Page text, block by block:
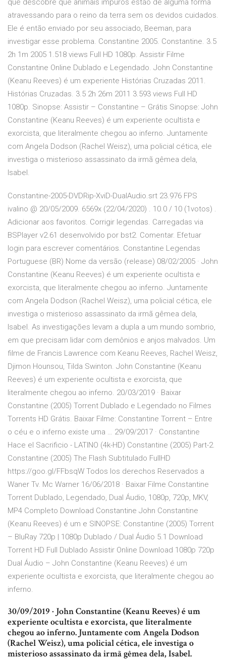
que descobre que animais impuros estão de alguma forma
atravessando para o reino da terra sem os devidos cuidados.
Ele é então enviado por seu associado, Beeman, para
investigar esse problema. Constantine 2005. Constantine. 3.5
2h 1m 2005 1.518 views Full HD 1080p. Assistir Filme
Constantine Online Dublado e Legendado. John Constantine
(Keanu Reeves) é um experiente Histórias Cruzadas 2011.
Histórias Cruzadas. 3.5 2h 26m 2011 3.593 views Full HD
1080p. Sinopse: Assistir – Constantine – Grátis Sinopse: John
Constantine (Keanu Reeves) é um experiente ocultista e
exorcista, que literalmente chegou ao inferno. Juntamente
com Angela Dodson (Rachel Weisz), uma policial cética, ele
investiga o misterioso assassinato da irmã gêmea dela,
Isabel.
Constantine-2005-DVDRip-XviD-DualAudio.srt 23.976 FPS
ivalino @ 20/05/2009. 6569x (22/04/2020) . 10.0 / 10 (1votos) .
Adicionar aos favoritos. Corrigir legendas. Carregadas via
BSPlayer v2.61 desenvolvido por bst2. Comentar. Efetuar
login para escrever comentários. Constantine Legendas
Portuguese (BR) Nome da versão (release) 08/02/2005 · John
Constantine (Keanu Reeves) é um experiente ocultista e
exorcista, que literalmente chegou ao inferno. Juntamente
com Angela Dodson (Rachel Weisz), uma policial cética, ele
investiga o misterioso assassinato da irmã gêmea dela,
Isabel. As investigações levam a dupla a um mundo sombrio,
em que precisam lidar com demônios e anjos malvados. Um
filme de Francis Lawrence com Keanu Reeves, Rachel Weisz,
Djimon Hounsou, Tilda Swinton. John Constantine (Keanu
Reeves) é um experiente ocultista e exorcista, que
literalmente chegou ao inferno. 20/03/2019 · Baixar
Constantine (2005) Torrent Dublado e Legendado no Filmes
Torrents HD Grátis. Baixar Filme: Constantine Torrent – Entre
o céu e o inferno existe uma … 29/09/2017 · Constantine
Hace el Sacrificio - LATINO (4k-HD) Constantine (2005) Part-2.
Constantine (2005) The Flash Subtitulado FullHD
https://goo.gl/FFbsqW Todos los derechos Reservados a
Waner Tv. Mc Warner 16/06/2018 · Baixar Filme Constantine
Torrent Dublado, Legendado, Dual Áudio, 1080p, 720p, MKV,
MP4 Completo Download Constantine John Constantine
(Keanu Reeves) é um e SINOPSE: Constantine (2005) Torrent
– BluRay 720p | 1080p Dublado / Dual Áudio 5.1 Download
Torrent HD Full Dublado Assistir Online Download 1080p 720p
Dual Áudio – John Constantine (Keanu Reeves) é um
experiente ocultista e exorcista, que literalmente chegou ao
inferno.
30/09/2019 · John Constantine (Keanu Reeves) é um
experiente ocultista e exorcista, que literalmente
chegou ao inferno. Juntamente com Angela Dodson
(Rachel Weisz), uma policial cética, ele investiga o
misterioso assassinato da irmã gêmea dela, Isabel.